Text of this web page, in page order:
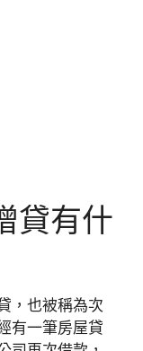
貸有什
，也被稱為次
有一筆房屋貸